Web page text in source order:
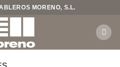
MORENO, S.L.